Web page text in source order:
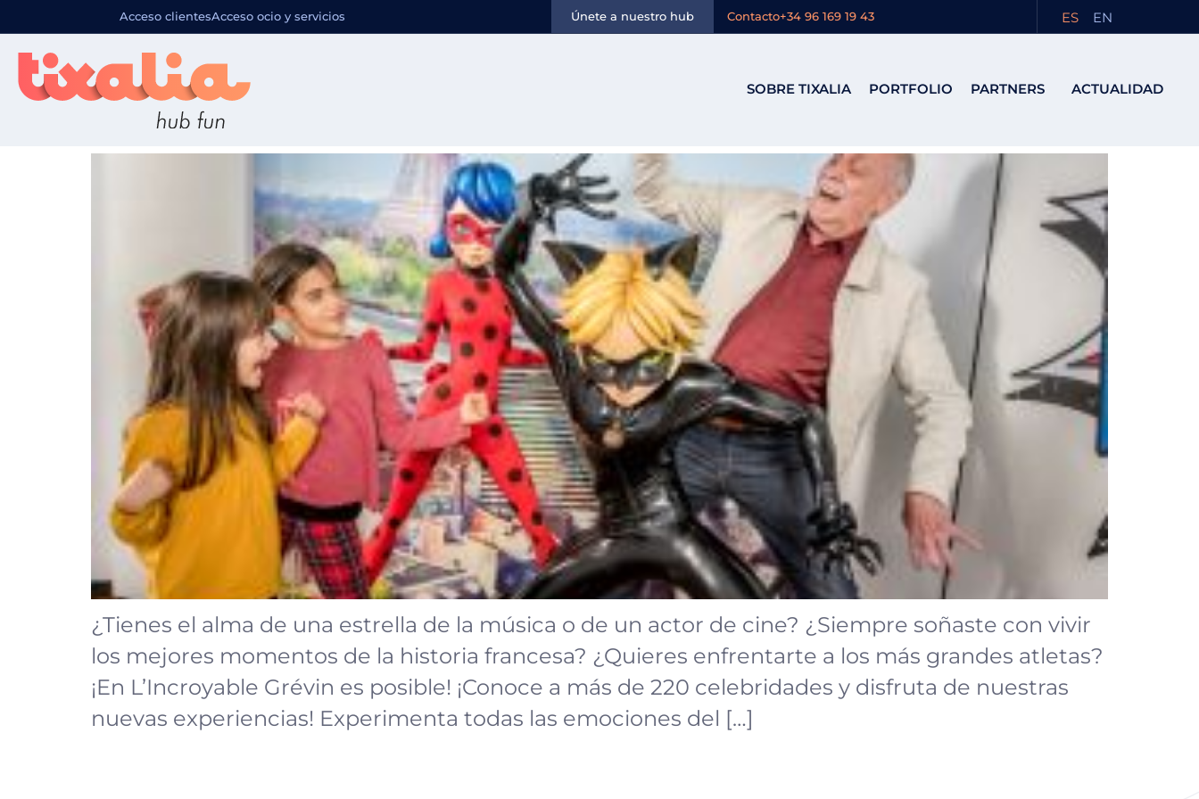
Acceso clientesAcceso ocio y servicios Únete a nuestro hub Contacto+34 96 169 19 43 ES EN
SOBRE TIXALIA PORTFOLIO PARTNERS ACTUALIDAD
Destino proveedor:parís
Museo de Cera Grévin de Paris
¿Tienes el alma de una estrella de la música o de un actor de cine? ¿Siempre soñaste con vivir
los mejores momentos de la historia francesa? ¿Quieres enfrentarte a los más grandes atletas?
¡En L’Incroyable Grévin es posible! ¡Conoce a más de 220 celebridades y disfruta de nuestras
nuevas experiencias! Experimenta todas las emociones del […]